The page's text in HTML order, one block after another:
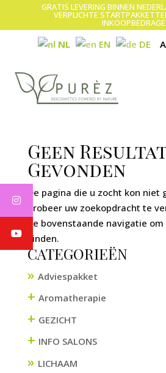
GRATIS LEVERING BINNEN
VERPLICHTE
NL EN DE
Geen
Gevonden
De pagina die u zocht kon niet
Probeer uw zoekopdracht te
de bovenstaande navigatie
vinden.
CATEGORIEËN
Adviespakket
+ Aromatherapie
+ GEZICHT
+ INFO SALONS
LICHAAM